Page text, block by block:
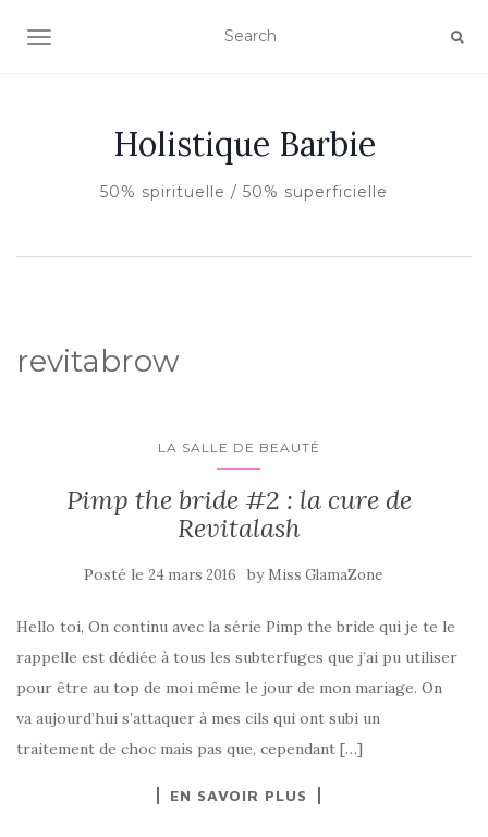
AFFICHER/MASQUER LA NAVIGATION
Holistique Barbie
50% spirituelle / 50% superficielle
revitabrow
LA SALLE DE BEAUTÉ
Pimp the bride #2 : la cure de
Revitalash
Posté le 24 mars 2016 by Miss GlamaZone
Hello toi, On continu avec la série Pimp the bride qui je te le
rappelle est dédiée à tous les subterfuges que j’ai pu utiliser
pour être au top de moi même le jour de mon mariage. On
va aujourd’hui s’attaquer à mes cils qui ont subi un
traitement de choc mais pas que, cependant […]
EN SAVOIR PLUS